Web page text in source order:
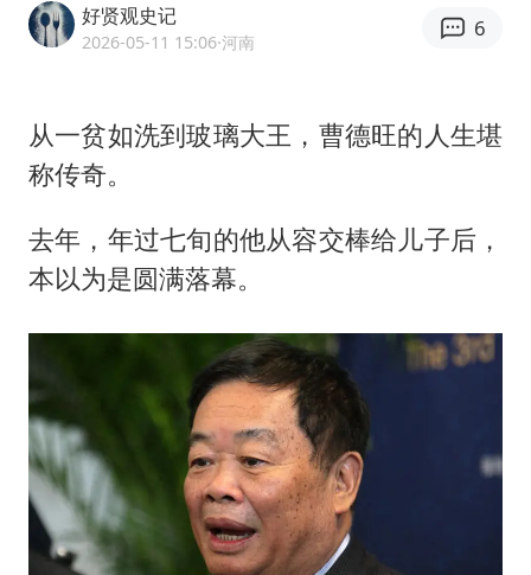
东航新规：提前14天可免费退改签
汪峰阻止14岁女儿买大牌
李云泽严重违纪违法
国防部回应日本试射“战斧”导弹
改名后的“青海拉面”店
东方之约 相约未来
好贤观史记
2026-05-11 15:06·河南
6
从一贫如洗到玻璃大王， 曹德旺的人生堪
称传奇。
去年，年过七旬的他从容交棒给儿子后，
本以为是圆满落幕。